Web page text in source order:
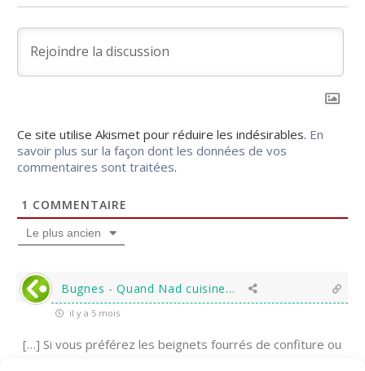
Ce site utilise Akismet pour réduire les indésirables. En
savoir plus sur la façon dont les données de vos
commentaires sont traitées.
1 COMMENTAIRE
Le plus ancien
Bugnes - Quand Nad cuisine...
il y a 5 mois
[…] Si vous préférez les beignets fourrés de confiture ou